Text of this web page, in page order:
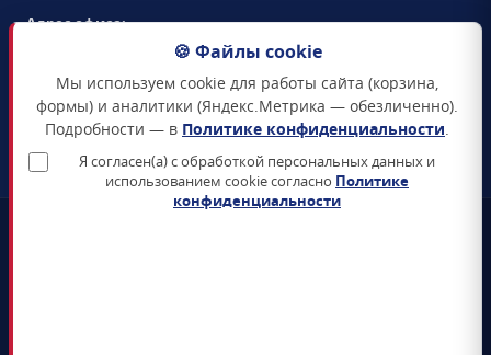
Адрес офиса:
Семёновская набережная, д. 2/1, стр. 1, офис 411
Схема проезда →
ЗАКАЗАТЬ ЗВОНОК
🍪 Файлы cookie
Мы используем cookie для работы сайта (корзина,
формы) и аналитики (Яндекс.Метрика — обезличенно).
Подробности — в Политике конфиденциальности.
Я согласен(а) с обработкой персональных данных и
использованием cookie согласно Политике
конфиденциальности